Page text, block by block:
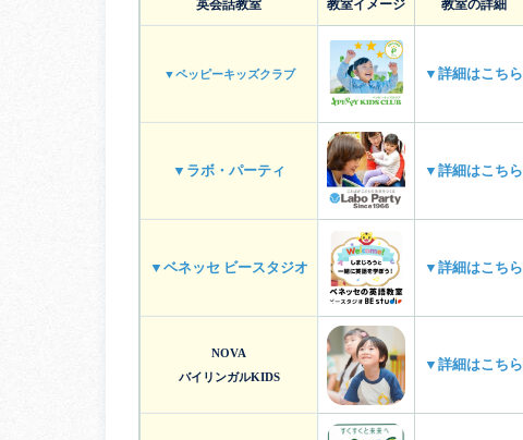
英会話教室 教室イメージ 教室の詳細
▼ペッピーキッズクラブ ▼詳細はこちら
▼ラボ・パーティ ▼詳細はこちら
▼ベネッセ ビースタジオ ▼詳細はこちら
NOVA
バイリンガルKIDS
▼詳細はこちら